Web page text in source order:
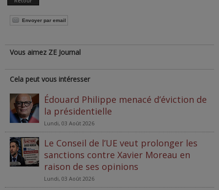
Envoyer par email
Vous aimez ZE Journal
Cela peut vous intéresser
Édouard Philippe menacé d’éviction de
la présidentielle
Lundi, 03 Août 2026
Le Conseil de l’UE veut prolonger les
sanctions contre Xavier Moreau en
raison de ses opinions
Lundi, 03 Août 2026